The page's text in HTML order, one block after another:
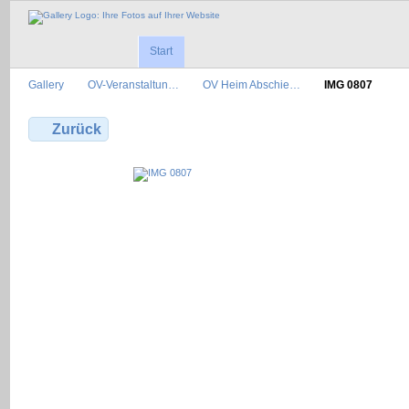
Start
Gallery OV-Veranstaltun… OV Heim Abschie… IMG 0807
Zurück